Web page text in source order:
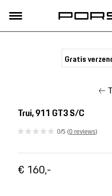
Nieuw
Acties
Gratis
Trui, 911 GT3 S/C
0/5 (0 reviews)
€ 160,-